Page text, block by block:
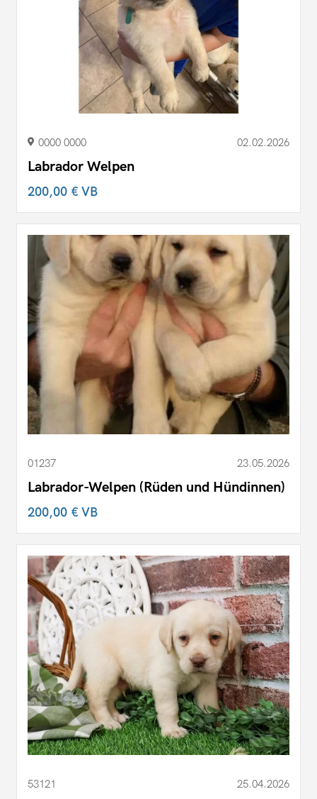
0000 0000 02.02.2026
Labrador Welpen
200,00 €VB
01237 23.05.2026
Labrador-Welpen (Rüden und Hündinnen)
200,00 €VB
53121 25.04.2026